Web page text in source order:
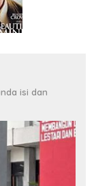
isi dan